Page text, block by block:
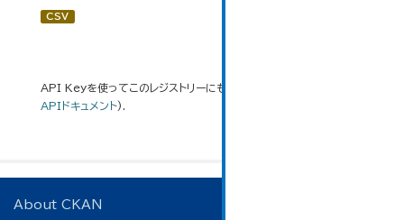
CSV
API Keyを使ってこのレジストリーにもアクセス可能です
APIドキュメント).
About CKAN